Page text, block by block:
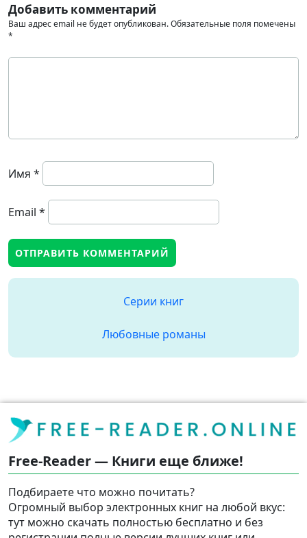
Добавить комментарий
Ваш адрес email не будет опубликован.Обязательные поля помечены
*
Имя *
Email *
Серии книг
Любовные романы
Free-Reader — Книги еще ближе!
Подбираете что можно почитать?
Огромный выбор электронных книг на любой вкус:
тут можно скачать полностью бесплатно и без